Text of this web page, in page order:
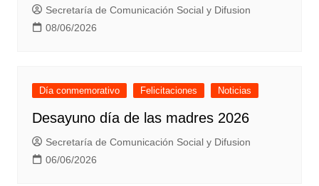
Secretaría de Comunicación Social y Difusion
08/06/2026
Día conmemorativo Felicitaciones Noticias
Desayuno día de las madres 2026
Secretaría de Comunicación Social y Difusion
06/06/2026